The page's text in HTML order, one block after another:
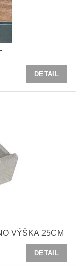
DETAIL
VÝŠKA 25CM
DETAIL